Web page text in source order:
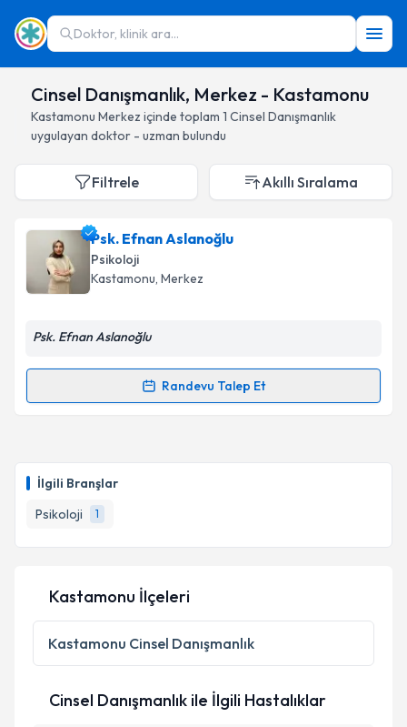
Doktor, klinik ara...
Cinsel Danışmanlık, Merkez - Kastamonu
Kastamonu Merkez içinde toplam 1 Cinsel Danışmanlık
uygulayan doktor - uzman bulundu
İlgili Branşlar
Psikoloji
1
Filtrele Akıllı Sıralama
Psk. Efnan Aslanoğlu
Psikoloji
Kastamonu, Merkez
Psk. Efnan Aslanoğlu
Randevu Talep Et
Randevu Takvimi Talebi
takvim hazırlandığında e-posta ile bilgilendireceğiz.
E-posta Adresiniz
Kişisel verilerimin işlenmesine ilişkinAydınlatma
'ni okudum ve kişisel verilerimin belirtilen
kapsamda işlenmesini kabul ediyorum.
Takvim Talebini Gönder
Kastamonu İlçeleri
Kastamonu Cinsel Danışmanlık
Cinsel Danışmanlık ile İlgili Hastalıklar